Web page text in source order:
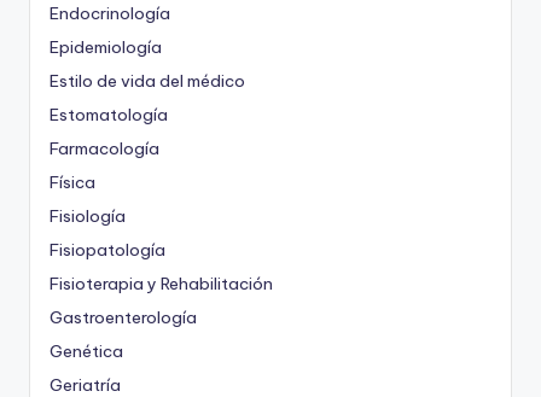
Endocrinología
Epidemiología
Estilo de vida del médico
Estomatología
Farmacología
Física
Fisiología
Fisiopatología
Fisioterapia y Rehabilitación
Gastroenterología
Genética
Geriatría